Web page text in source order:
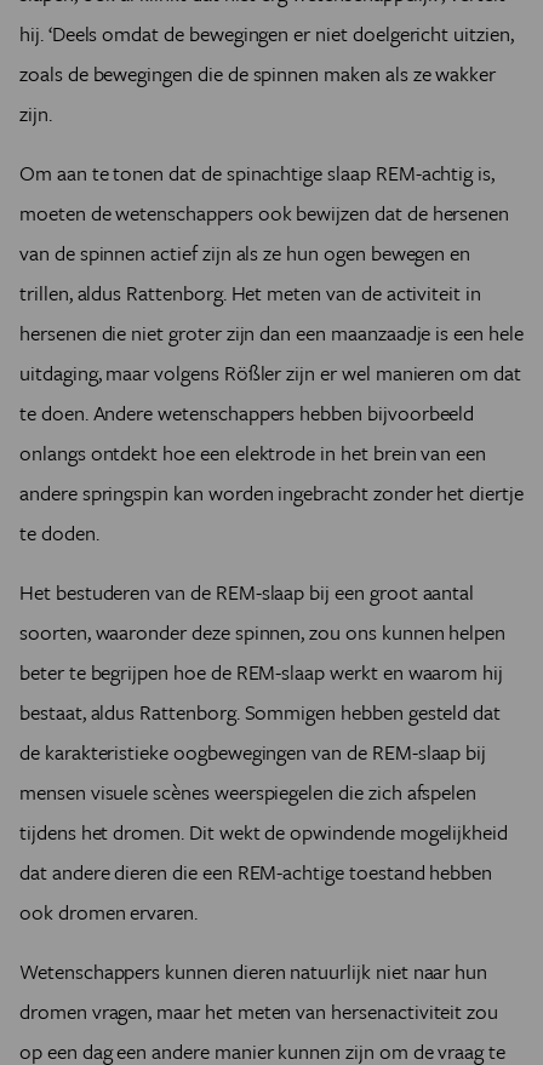
hij. ‘Deels omdat de bewegingen er niet doelgericht uitzien,
zoals de bewegingen die de spinnen maken als ze wakker
zijn.
Om aan te tonen dat de spinachtige slaap REM-achtig is,
moeten de wetenschappers ook bewijzen dat de hersenen
van de spinnen actief zijn als ze hun ogen bewegen en
trillen, aldus Rattenborg. Het meten van de activiteit in
hersenen die niet groter zijn dan een maanzaadje is een hele
uitdaging, maar volgens Rößler zijn er wel manieren om dat
te doen. Andere wetenschappers hebben bijvoorbeeld
onlangs ontdekt hoe een elektrode in het brein van een
andere springspin kan worden ingebracht zonder het diertje
te doden.
Het bestuderen van de REM-slaap bij een groot aantal
soorten, waaronder deze spinnen, zou ons kunnen helpen
beter te begrijpen hoe de REM-slaap werkt en waarom hij
bestaat, aldus Rattenborg. Sommigen hebben gesteld dat
de karakteristieke oogbewegingen van de REM-slaap bij
mensen visuele scènes weerspiegelen die zich afspelen
tijdens het dromen. Dit wekt de opwindende mogelijkheid
dat andere dieren die een REM-achtige toestand hebben
ook dromen ervaren.
Wetenschappers kunnen dieren natuurlijk niet naar hun
dromen vragen, maar het meten van hersenactiviteit zou
op een dag een andere manier kunnen zijn om de vraag te